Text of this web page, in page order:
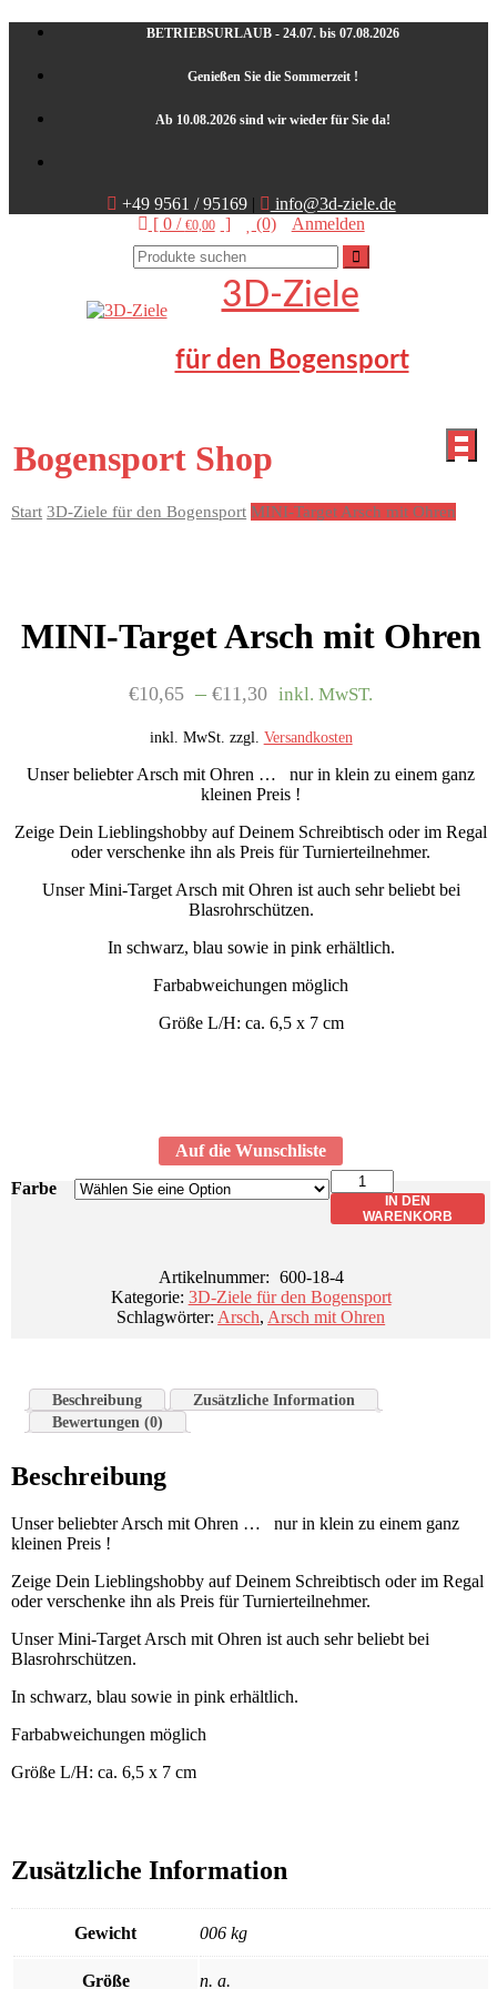
Skip
content
BETRIEBSURLAUB - 24.07. bis 07.08.2026
Genießen Sie die Sommerzeit !
Ab 10.08.2026 sind wir wieder für Sie da!
+49 9561 / 95169|
info@3d-ziele.de
[ 0 / €0,00 ] (0) Anmelden
3D-Ziele
für den Bogensport
Bogensport Shop
Start 3D-Ziele für den Bogensport MINI-Target Arsch mit Ohren
MINI-Target Arsch mit Ohren
€10,65 –€11,30 inkl. MwST.
inkl. MwSt. zzgl. Versandkosten
Unser beliebter Arsch mit Ohren … nur in klein zu einem ganz
kleinen Preis !
Zeige Dein Lieblingshobby auf Deinem Schreibtisch oder im Regal
oder verschenke ihn als Preis für Turnierteilnehmer.
Unser Mini-Target Arsch mit Ohren ist auch sehr beliebt bei
Blasrohrschützen.
In schwarz, blau sowie in pink erhältlich.
Farbabweichungen möglich
Größe L/H: ca. 6,5 x 7 cm
Lieferzeit: ca. 5 Werktage
Farbe
MINI-
Target
Arsch
Menge
IN DEN
WARENKORB
Auf die Wunschliste
Artikelnummer: 600-18-4
Kategorie: 3D-Ziele für den Bogensport
Schlagwörter: Arsch, Arsch mit Ohren
Beschreibung
Zusätzliche Information
Bewertungen (0)
Beschreibung
Unser beliebter Arsch mit Ohren … nur in klein zu einem ganz
kleinen Preis !
Zeige Dein Lieblingshobby auf Deinem Schreibtisch oder im Regal
oder verschenke ihn als Preis für Turnierteilnehmer.
Unser Mini-Target Arsch mit Ohren ist auch sehr beliebt bei
Blasrohrschützen.
In schwarz, blau sowie in pink erhältlich.
Farbabweichungen möglich
Größe L/H: ca. 6,5 x 7 cm
Zusätzliche Information
Gewicht 006 kg
Größe n. a.